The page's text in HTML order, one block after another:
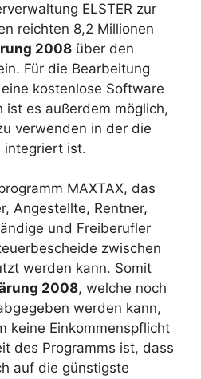
ELSTER zur
reichten 8,2 Millionen
2008 über den
Für die Bearbeitung
kostenlose Software
ist es außerdem möglich,
verwenden in der die
integriert ist.
MAXTAX, das
Angestellte, Rentner,
und Freiberufler
zwischen
werden kann. Somit
2008, welche noch
werden kann,
keine Einkommenspflicht
des Programms ist, dass
auf die günstigste